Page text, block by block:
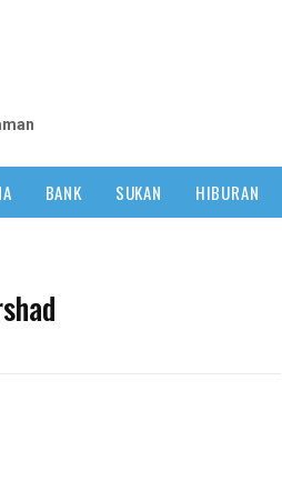
BANK SUKAN HIBURAN